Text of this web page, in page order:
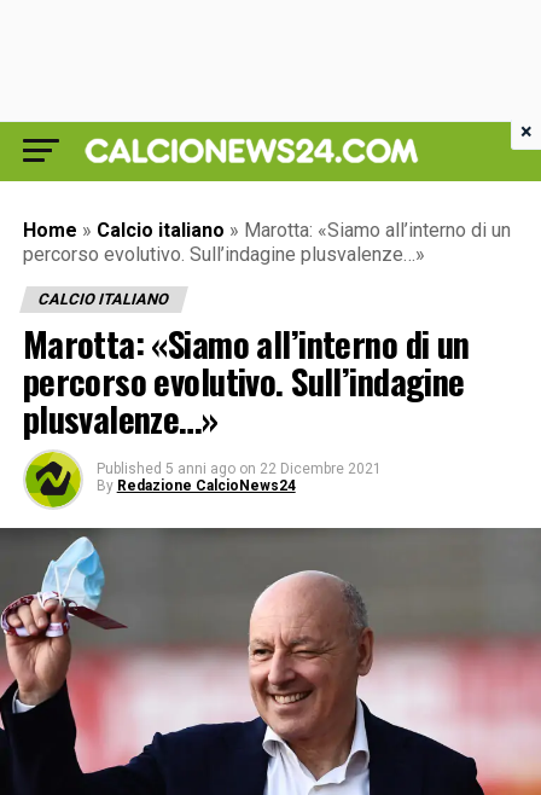
Home » Calcio italiano » Marotta: «Siamo all’interno di un
percorso evolutivo. Sull’indagine plusvalenze…»
CALCIO ITALIANO
Marotta: «Siamo all’interno di un
percorso evolutivo. Sull’indagine
plusvalenze…»
Published 5 anni ago on 22 Dicembre 2021
By Redazione CalcioNews24
×